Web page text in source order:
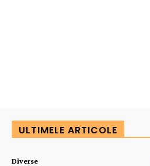
ULTIMELE ARTICOLE
Diverse